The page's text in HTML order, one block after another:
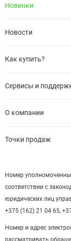
Новинки
Новости
Как купить?
Сервисы и
О компании
Точки продаж
Номер
соответствии с
юридических лиц
+375 (162) 21 04 65,
Номер и адрес
рассматривать